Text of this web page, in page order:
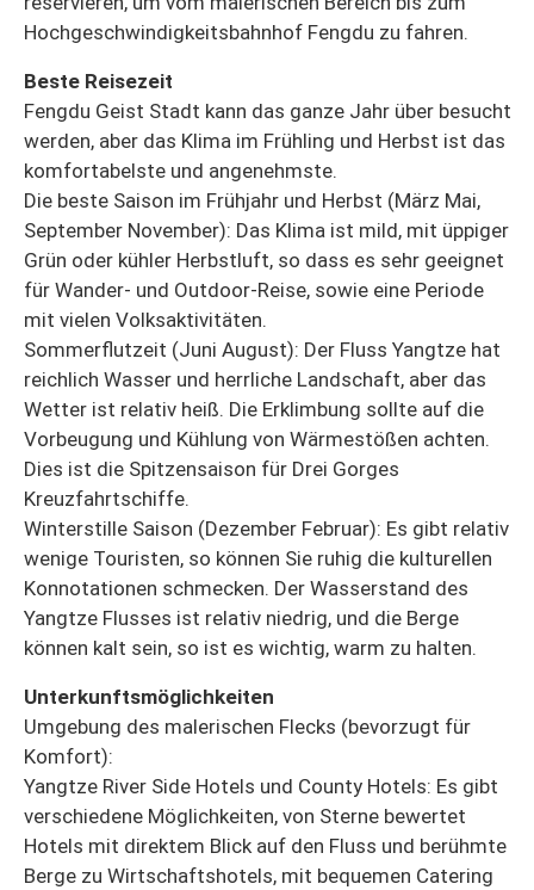
Hochgeschwindigkeitsbahnhof Fengdu zu fahren.
Beste Reisezeit
Fengdu Geist Stadt kann das ganze Jahr über besucht
werden, aber das Klima im Frühling und Herbst ist das
komfortabelste und angenehmste.
Die beste Saison im Frühjahr und Herbst (März Mai,
September November): Das Klima ist mild, mit üppiger
Grün oder kühler Herbstluft, so dass es sehr geeignet
für Wander- und Outdoor-Reise, sowie eine Periode
mit vielen Volksaktivitäten.
Sommerflutzeit (Juni August): Der Fluss Yangtze hat
reichlich Wasser und herrliche Landschaft, aber das
Wetter ist relativ heiß. Die Erklimbung sollte auf die
Vorbeugung und Kühlung von Wärmestößen achten.
Dies ist die Spitzensaison für Drei Gorges
Kreuzfahrtschiffe.
Winterstille Saison (Dezember Februar): Es gibt relativ
wenige Touristen, so können Sie ruhig die kulturellen
Konnotationen schmecken. Der Wasserstand des
Yangtze Flusses ist relativ niedrig, und die Berge
können kalt sein, so ist es wichtig, warm zu halten.
Unterkunftsmöglichkeiten
Umgebung des malerischen Flecks (bevorzugt für
Komfort):
Yangtze River Side Hotels und County Hotels: Es gibt
verschiedene Möglichkeiten, von Sterne bewertet
Hotels mit direktem Blick auf den Fluss und berühmte
Berge zu Wirtschaftshotels, mit bequemen Catering